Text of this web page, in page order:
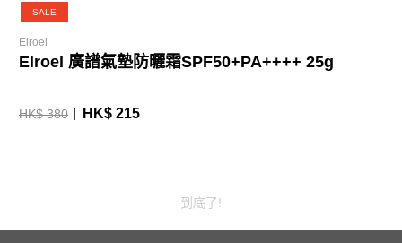
SALE
Elroel
Elroel 廣譜氣墊防曬霜SPF50+PA++++ 25g
HK$ 380 HK$ 215
到底了!